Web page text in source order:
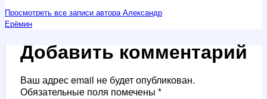
Просмотреть все записи автора Александр
Ерёмин
Добавить комментарий
Ваш адрес email не будет опубликован.
Обязательные поля помечены *